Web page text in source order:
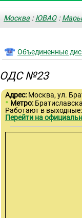
Москва :ЮВАО:
Объединенные
ОДС №23
Адрес: Москва, ул.
• Метро:
Работают в
Перейти на